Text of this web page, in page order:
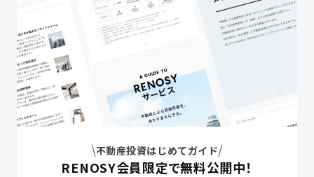
不動産投資はじめてガイド
RENOSY会員限定で無料公開中！